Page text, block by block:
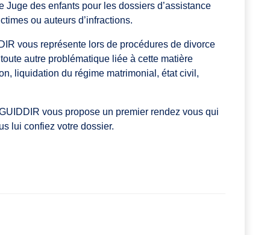
des enfants pour les dossiers d’assistance
ou auteurs d’infractions.
vous représente lors de procédures de divorce
autre problématique liée à cette matière
liquidation du régime matrimonial, état civil,
vous propose un premier rendez vous qui
lui confiez votre dossier.